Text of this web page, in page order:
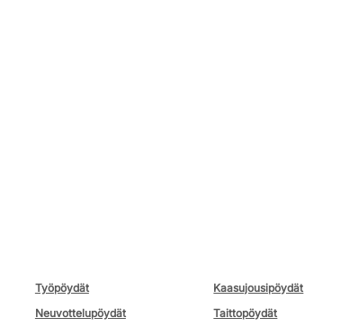
Työpöydät
Kaasujousipöydät
Neuvottelupöydät
Taittopöydät